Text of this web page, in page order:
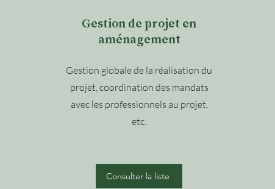
Gestion de projet en
aménagement
Gestion globale de la réalisation du
projet, coordination des mandats
avec les professionnels au projet,
etc.
Consulter la liste